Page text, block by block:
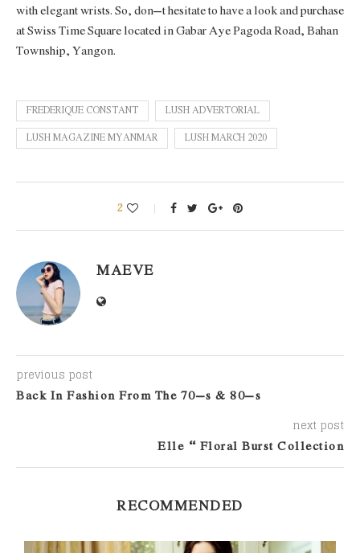
with elegant wrists. So, don’t hesitate to have a look and purchase
at Swiss Time Square located in Gabar Aye Pagoda Road, Bahan
Township, Yangon.
FREDERIQUE CONSTANT LUSH ADVERTORIAL
LUSH MAGAZINE MYANMAR LUSH MARCH 2020
2
MAEVE
previous post
Back In Fashion From The 70’s & 80’s
next post
Elle – Floral Burst Collection
RECOMMENDED